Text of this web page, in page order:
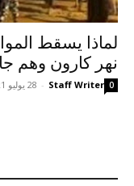
لماذا يسقط
نهر كارون وهم
Staff Writer
- 28 يوليو 2021 0